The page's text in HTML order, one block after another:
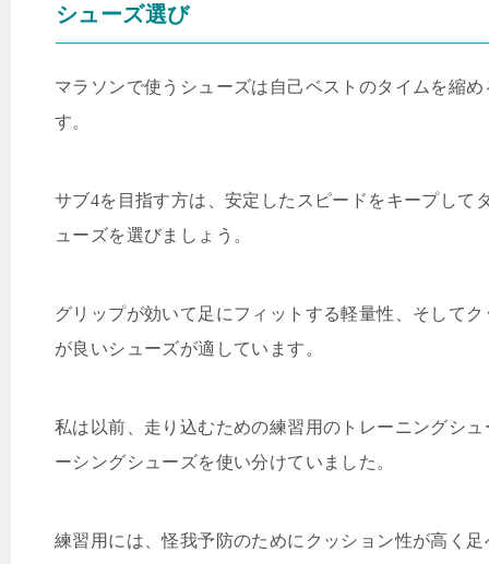
シューズ選び
マラソンで使うシューズは自己ベストのタイムを縮
す。
サブ4を目指す方は、安定したスピードをキープして
ューズを選びましょう。
グリップが効いて足にフィットする軽量性、そして
が良いシューズが適しています。
私は以前、走り込むための練習用のトレーニングシ
ーシングシューズを使い分けていました。
練習用には、怪我予防のためにクッション性が高く